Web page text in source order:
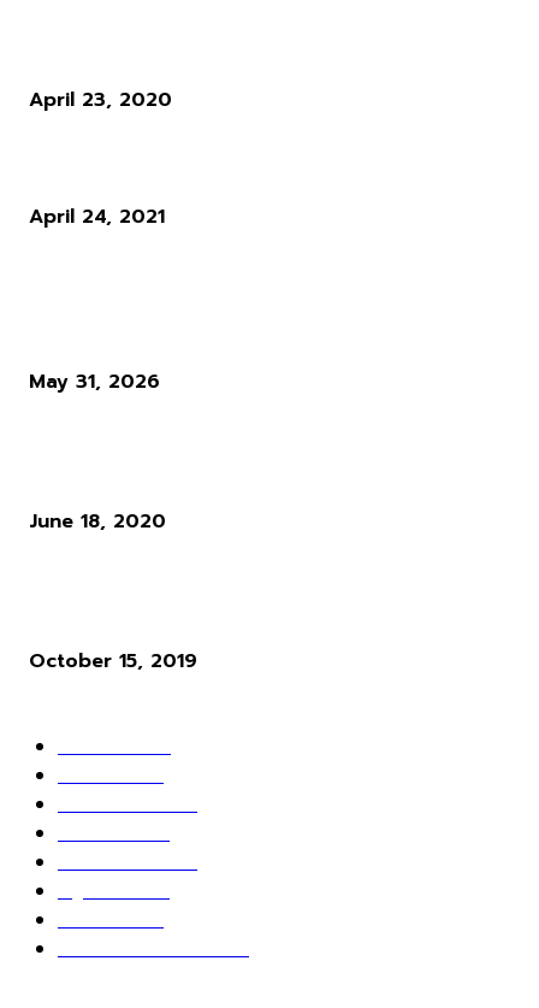
April 23, 2020
April 24, 2021
May 31, 2026
June 18, 2020
October 15, 2019
ข่าวเกมส์1162
เกม PC604
เกมส์ออนไลน์80
เกมส์มือถือ71
เกมส์คอนโซล67
สกู๊ปพิเศษ63
10 อันดับ24
วางจอย ปล่อยเมาส์23